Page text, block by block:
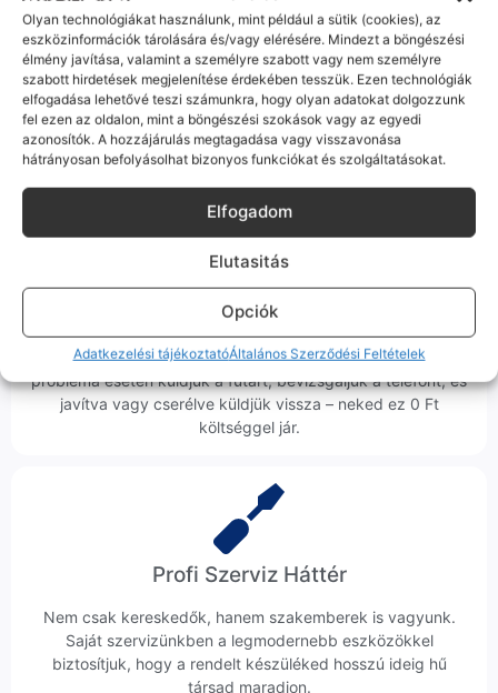
Olyan technológiákat használunk, mint például a sütik (cookies), az
eszközinformációk tárolására és/vagy elérésére. Mindezt a böngészési
élmény javítása, valamint a személyre szabott vagy nem személyre
szabott hirdetések megjelenítése érdekében tesszük. Ezen technológiák
elfogadása lehetővé teszi számunkra, hogy olyan adatokat dolgozzunk
fel ezen az oldalon, mint a böngészési szokások vagy az egyedi
azonosítók. A hozzájárulás megtagadása vagy visszavonása
hátrányosan befolyásolhat bizonyos funkciókat és szolgáltatásokat.
Elfogadom
Elutasitás
Opciók
Adatkezelési tájékoztatóÁltalános Szerződési Feltételek
Korrekt Ügyintézés
Hibázni emberi dolog, de a felelősségvállalás nálunk alap.
Ha ritkán előfordul egy hiba, nem kifogásokat keresünk,
hanem megoldást. Szakértő kollégáink azonnal kézbe
veszik az ügyedet.
Ingyenes Futár & Szerviz
Ha messze laksz, mi megyünk a készülékért. Garanciális
probléma esetén küldjük a futárt, bevizsgáljuk a telefont, és
javítva vagy cserélve küldjük vissza – neked ez 0 Ft
költséggel jár.
Profi Szerviz Háttér
Nem csak kereskedők, hanem szakemberek is vagyunk.
Saját szervizünkben a legmodernebb eszközökkel
biztosítjuk, hogy a rendelt készüléked hosszú ideig hű
társad maradjon.